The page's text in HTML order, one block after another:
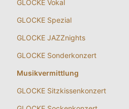
GLOCKE Vokal
GLOCKE Spezial
GLOCKE JAZZnights
GLOCKE Sonderkonzert
Musikvermittlung
GLOCKE Sitzkissenkonzert